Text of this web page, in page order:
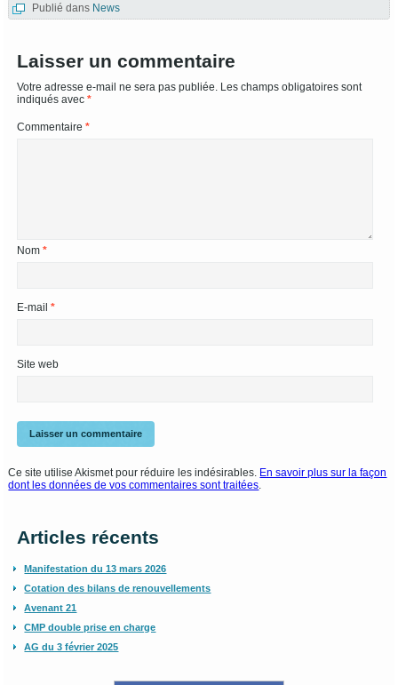
Publié dans News
Laisser un commentaire
Votre adresse e-mail ne sera pas publiée. Les champs obligatoires sont
indiqués avec*
Commentaire*
Nom*
E-mail*
Site web
Ce site utilise Akismet pour réduire les indésirables. En savoir plus sur la façon
dont les données de vos commentaires sont traitées.
Articles récents
Manifestation du 13 mars 2026
Cotation des bilans de renouvellements
Avenant 21
CMP double prise en charge
AG du 3 février 2025